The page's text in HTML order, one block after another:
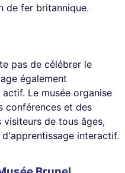
de fer britannique.
pas de célébrer le
également
Le musée organise
conférences et des
visiteurs de tous âges,
interactif.